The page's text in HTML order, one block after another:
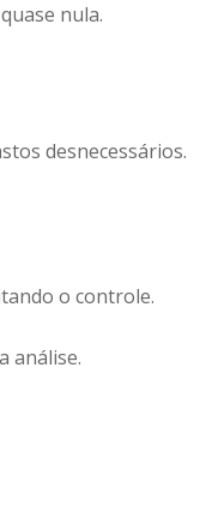
nula.
desnecessários.
o controle.
análise.